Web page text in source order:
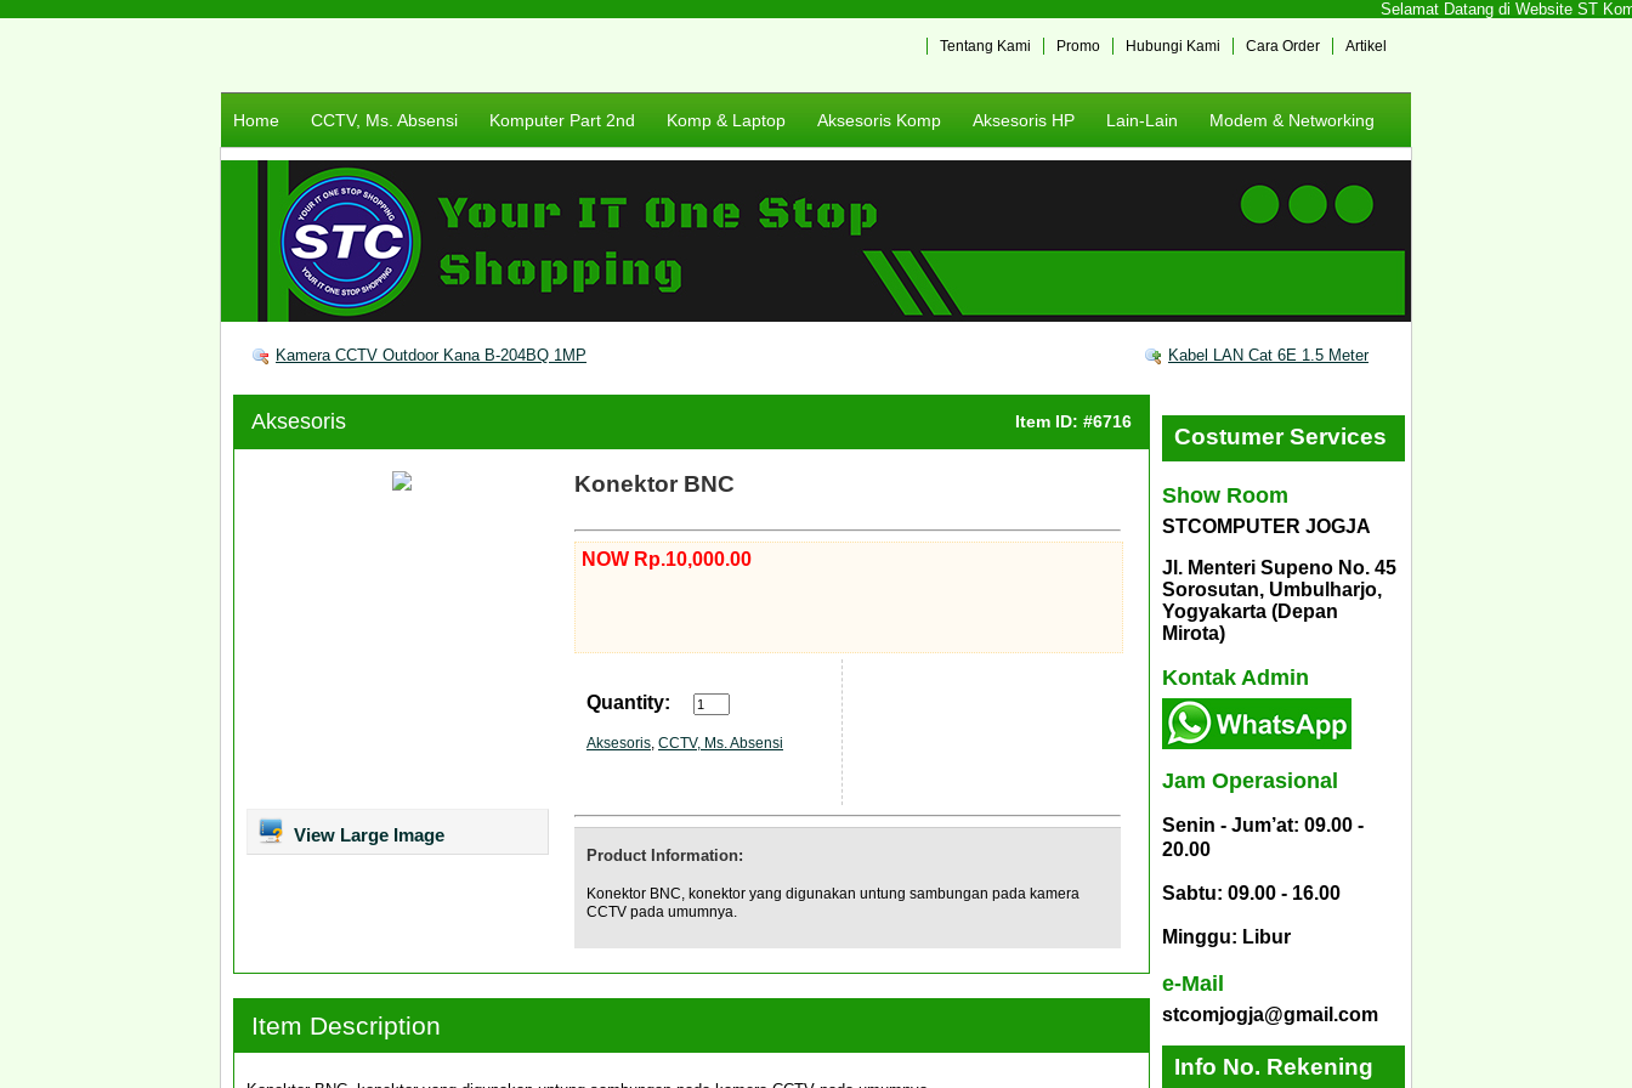
Selamat Datang di Website ST
Artikel
Cara Order
Hubungi Kami
Promo
Tentang Kami
Home CCTV, Ms. Absensi Komputer Part 2nd Komp & Laptop Aksesoris Komp Aksesoris HP Lain-Lain Modem & Networking
Kamera CCTV Outdoor Kana B-204BQ 1MP Kabel LAN Cat 6E 1.5 Meter
Aksesoris Item ID: #6716
View Large Image
Konektor BNC
NOW Rp.10,000.00
Quantity:
Aksesoris, CCTV, Ms. Absensi
Product Information:
Konektor BNC, konektor yang digunakan untung sambungan pada kamera
CCTV pada umumnya.
Item Description
Costumer Services
Show Room
STCOMPUTER JOGJA
Jl. Menteri Supeno No. 45
Sorosutan, Umbulharjo,
Yogyakarta (Depan
Mirota)
Kontak Admin
Jam Operasional
Senin - Jum’at: 09.00 -
20.00
Sabtu: 09.00 - 16.00
Minggu: Libur
e-Mail
stcomjogja@gmail.com
Info No. Rekening